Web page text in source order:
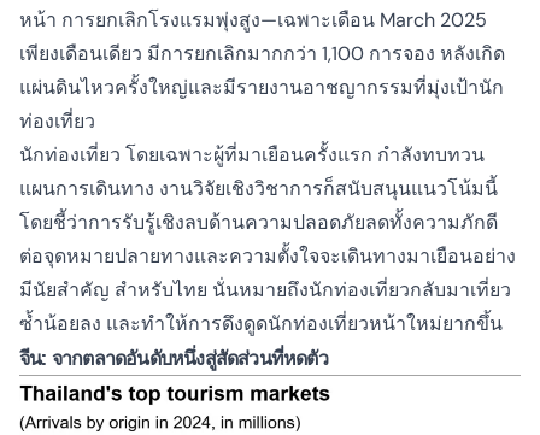
หน้า การยกเลิกโรงแรมพุ่งสูง—เฉพาะเดือน March 2025
เพียงเดือนเดียว มีการยกเลิกมากกว่า 1,100 การจอง หลังเกิด
แผ่นดินไหวครั้งใหญ่และมีรายงานอาชญากรรมที่มุ่งเป้านัก
ท่องเที่ยว
นักท่องเที่ยว โดยเฉพาะผู้ที่มาเยือนครั้งแรก กำลังทบทวน
แผนการเดินทาง งานวิจัยเชิงวิชาการก็สนับสนุนแนวโน้มนี้
โดยชี้ว่าการรับรู้เชิงลบด้านความปลอดภัยลดทั้งความภักดี
ต่อจุดหมายปลายทางและความตั้งใจจะเดินทางมาเยือนอย่าง
มีนัยสำคัญ สำหรับไทย นั่นหมายถึงนักท่องเที่ยวกลับมาเที่ยว
ซ้ำน้อยลง และทำให้การดึงดูดนักท่องเที่ยวหน้าใหม่ยากขึ้น
จีน: จากตลาดอันดับหนึ่งสู่สัดส่วนที่หดตัว